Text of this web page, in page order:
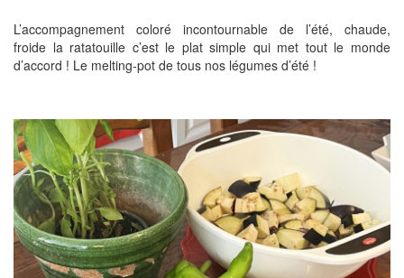
L’accompagnement coloré incontournable de l’été, chaude,
froide la ratatouille c’est le plat simple qui met tout le monde
d’accord ! Le melting-pot de tous nos légumes d’été !